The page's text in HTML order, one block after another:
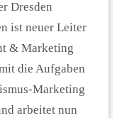
Dresden
ist neuer Leiter
& Marketing
die Aufgaben
Marketing
arbeitet nun